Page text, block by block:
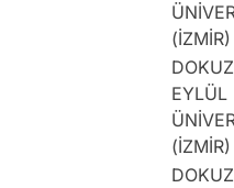
(İZMİR)
DOKUZ
EYLÜL
(İZMİR)
DOKUZ